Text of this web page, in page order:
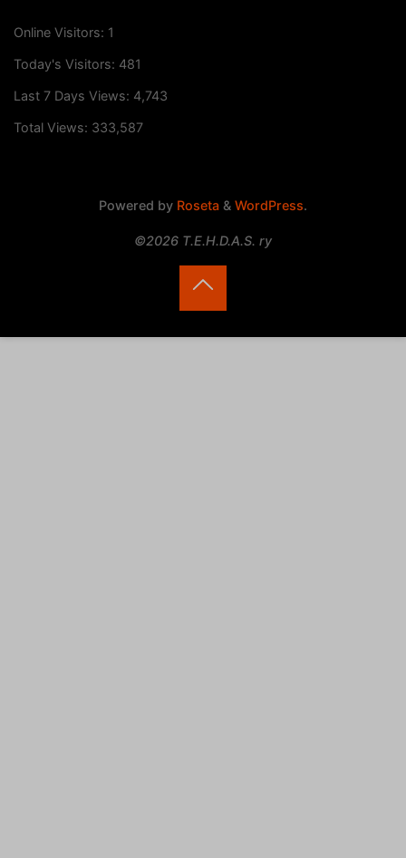
Online Visitors: 1
Today's Visitors: 481
Last 7 Days Views: 4,743
Total Views: 333,587
Powered by Roseta & WordPress.
©2026 T.E.H.D.A.S. ry
Back